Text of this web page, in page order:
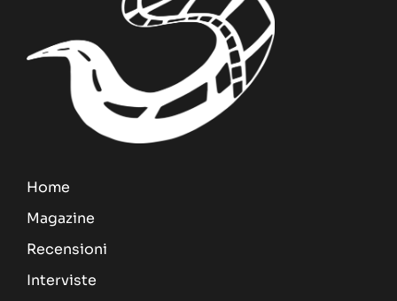
Home
Magazine
Recensioni
Interviste